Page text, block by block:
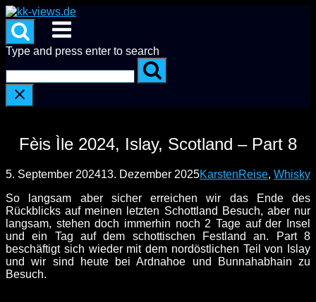
Skip
to
content
Menu
Type and press enter to search
Fèis Ìle 2024, Islay, Scotland – Part 8
5. September 202413. Dezember 2025KarstenReise, Whisky
So langsam aber sicher erreichen wir das Ende des
Rückblicks auf meinen letzten Schottland Besuch, aber nur
langsam, stehen doch immerhin noch 2 Tage auf der Insel
und ein Tag auf dem schottischen Festland an. Part 8
beschäftigt sich wieder mit dem nordöstlichen Teil von Islay
und wir sind heute bei Ardnahoe und Bunnahabhain zu
Besuch.